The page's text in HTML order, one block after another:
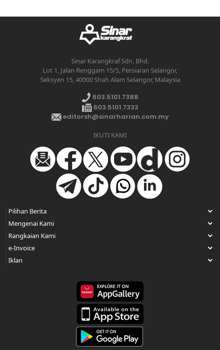
Sinar Karangkraf Sdn. Bhd.
Lot 1, Jalan Renggam 15/5, Persiaran Selangor,
Seksyen 15, 40000 Shah Alam Selangor, Malaysia
603.5101.7388
603.5101.7333
editorsh@sinarharian.com.my
IKUTI KAMI